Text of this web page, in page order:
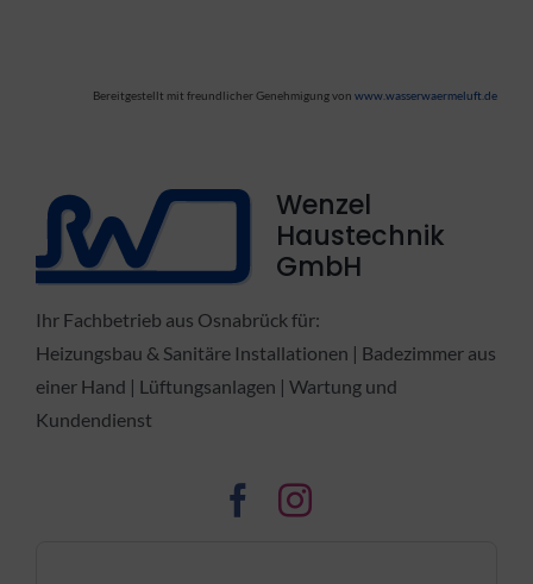
Bereitgestellt mit freundlicher Genehmigung vonwww.wasserwaermeluft.de
Wenzel
Haustechnik
GmbH
Ihr Fachbetrieb aus Osnabrück für:
Heizungsbau & Sanitäre Installationen | Badezimmer aus
einer Hand | Lüftungsanlagen | Wartung und
Kundendienst